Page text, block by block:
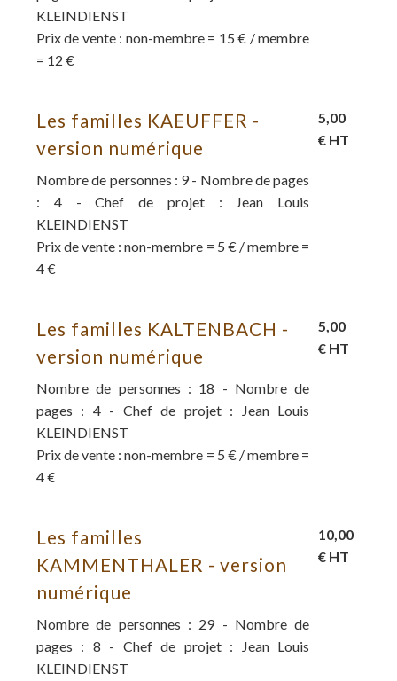
KLEINDIENST
Prix de vente : non-membre = 15 € / membre
= 12 €
Les familles KAEUFFER -
version numérique
Nombre de personnes : 9 - Nombre de pages
: 4 - Chef de projet : Jean Louis
KLEINDIENST
Prix de vente : non-membre = 5 € / membre =
4 €
5,00
€ HT
Les familles KALTENBACH -
version numérique
Nombre de personnes : 18 - Nombre de
pages : 4 - Chef de projet : Jean Louis
KLEINDIENST
Prix de vente : non-membre = 5 € / membre =
4 €
5,00
€ HT
Les familles
KAMMENTHALER - version
numérique
Nombre de personnes : 29 - Nombre de
pages : 8 - Chef de projet : Jean Louis
KLEINDIENST
10,00
€ HT